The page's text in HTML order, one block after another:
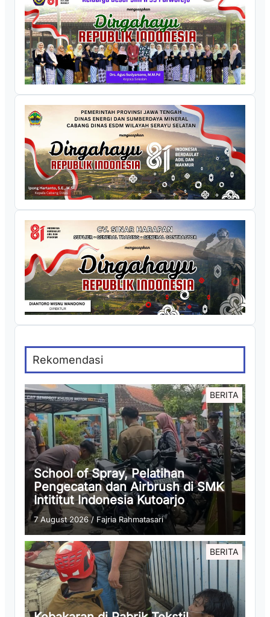
Rekomendasi
BERITA
School of Spray, Pelatihan
Pengecatan dan Airbrush di SMK
Intititut Indonesia Kutoarjo
7 August 2026/ Fajria Rahmatasari
BERITA